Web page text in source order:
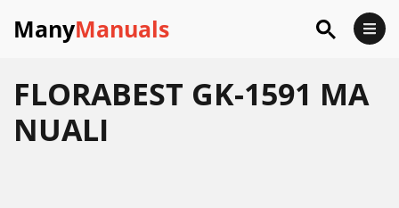
ManyManuals
FLORABEST GK-1591 MA
NUALI